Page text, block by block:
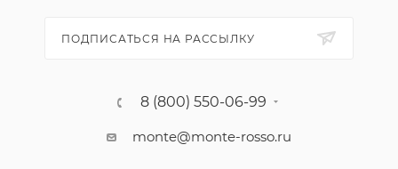
ПОДПИСАТЬСЯ НА РАССЫЛКУ
8 (800) 550-06-99
monte@monte-rosso.ru